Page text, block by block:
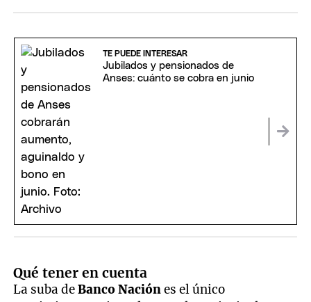
TE PUEDE INTERESAR
Jubilados y pensionados de
Anses: cuánto se cobra en junio
Qué tener en cuenta
La suba deBanco Naciónes el único